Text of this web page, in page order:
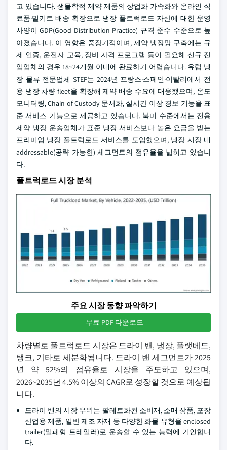
고 있습니다. 생물학적 제약 제품의 상업화 가속화와 온라인 식
료품·밀키트 배송 확장으로 냉장 풀트럭로드 자산에 대한 운영
사양이 GDP(Good Distribution Practice) 규격 준수 수준으로 높
아졌습니다. 이 영향은 중장기적이며, 제약 냉장망 구축에는 규
제 인증, 운전자 교육, 장비 자격 프로그램 등이 필요해 신규 진
입업체의 경우 18~24개월 이내에 완료하기 어렵습니다.유럽 냉
장 물류 전문업체 STEF는 2024년 프랑스·스페인·이탈리에서 전
용 냉장 차량 fleet을 확장해 제약 배송 수요에 대응했으며, 온도
모니터링, Chain of Custody 문서화, 실시간 이상 경보 기능을 표
준 서비스 기능으로 제공하고 있습니다. 북미 수준에서는 전용
제약 냉장 운송업체가 표준 냉장 서비스보다 높은 요금을 받는
프리미엄 냉장 풀트럭로드 서비스를 도입했으며, 냉장 시장 내
addressable(공략 가능한) 세그먼트의 점유율을 넓히고 있습니
다.
풀트럭로드 시장 분석
주요 시장 동향 파악하기
무료 PDF 다운로드
차량별로 풀트럭로드 시장은 드라이 밴, 냉장, 플랫베드,
탱크, 기타로 세분화됩니다. 드라이 밴 세그먼트가 2025
년 약 52%의 점유율로 시장을 주도하고 있으며,
2026~2035년 4.5% 이상의 CAGR로 성장할 것으로 예상됩
니다.
드라이 밴의 시장 우위는 팔레트화된 소비재, 소매 상품, 포장
산업용 제품, 일반 제조 자재 등 다양한 화물 유형을 enclosed
trailer(밀폐형 트레일러)로 운송할 수 있는 능력에 기인합니
다.